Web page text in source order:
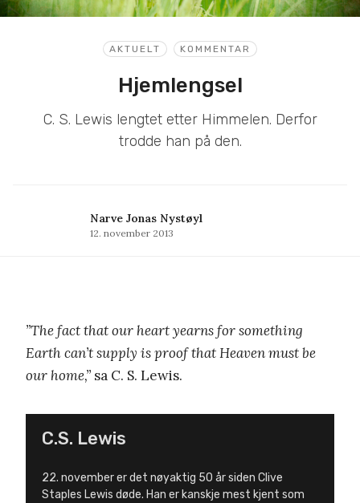
AKTUELT KOMMENTAR
Hjemlengsel
C. S. Lewis lengtet etter Himmelen. Derfor
trodde han på den.
Narve Jonas Nystøyl
12. november 2013
”The fact that our heart yearns for something
Earth can’t supply is proof that Heaven must be
our home,” sa C. S. Lewis.
C.S. Lewis
22. november er det nøyaktig 50 år siden Clive
Staples Lewis døde. Han er kanskje mest kjent som